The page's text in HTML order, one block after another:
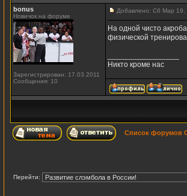
bonus
Новичок на форуме
Зарегистрирован: 17.03.2011
Сообщения: 10
Добавлено: Сб Мар 19,
На одной чисто
физической
Никто кроме нас
Список форумов
Перейти: